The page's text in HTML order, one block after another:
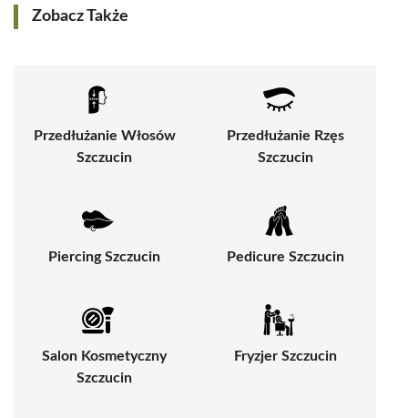
Zobacz Także
Przedłużanie Włosów
Szczucin
Przedłużanie Rzęs
Szczucin
Piercing Szczucin Pedicure Szczucin
Salon Kosmetyczny
Szczucin
Fryzjer Szczucin